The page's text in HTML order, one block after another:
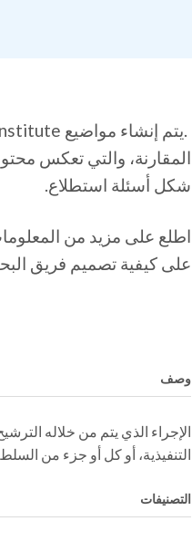
.يتم إنشاء مواضيع Constitute من العناصر الموجودة في قاعدة
المقارنة، والتي تعكس
شكل أسئلة استطلاع.
اطلع على مزيد من
على كيفية تصميم فريق
وصف
الإجراء الذي يتم من خلاله
التنفيذية، أو كل أو جزء من
التصنيفات